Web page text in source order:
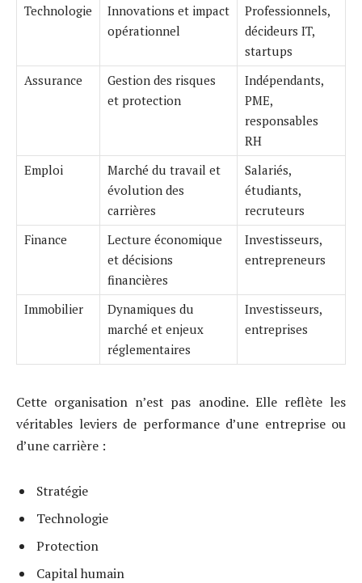
Technologie
Innovations et impact
opérationnel
Professionnels,
décideurs IT,
startups
Assurance
Gestion des risques
et protection
Indépendants,
PME,
responsables
RH
Emploi
Marché du travail et
évolution des
carrières
Salariés,
étudiants,
recruteurs
Finance
Lecture économique
et décisions
financières
Investisseurs,
entrepreneurs
Immobilier
Dynamiques du
marché et enjeux
réglementaires
Investisseurs,
entreprises
Cette organisation n’est pas anodine. Elle reflète les
véritables leviers de performance d’une entreprise ou
d’une carrière :
Stratégie
Technologie
Protection
Capital humain